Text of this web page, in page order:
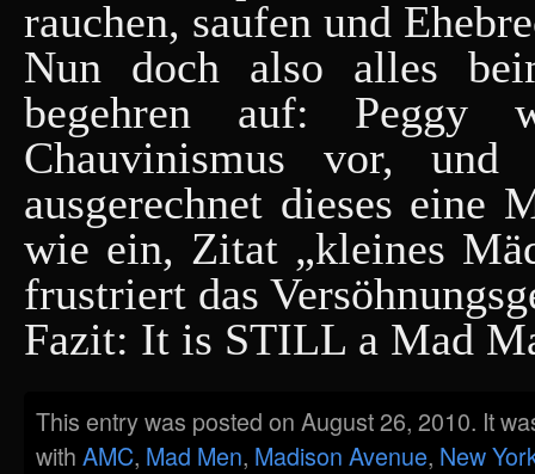
rauchen, saufen und
Nun doch also alles
begehren auf: Peggy
Chauvinismus vor,
ausgerechnet dieses
wie ein, Zitat „kleines
frustriert das
Fazit: It is STILL a Mad
This entry was posted on August 26, 2010. It
with AMC, Mad Men, Madison Avenue, New